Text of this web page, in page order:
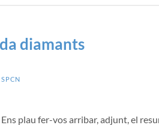
diamants
SPCN
plau fer-vos arribar, adjunt, el